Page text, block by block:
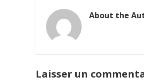
About the
Laisser un